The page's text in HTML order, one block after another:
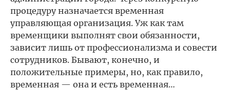
процедуру назначается временная
управляющая организация. Уж как там
временщики выполнят свои обязанности,
зависит лишь от профессионализма и совести
сотрудников. Бывают, конечно, и
положительные примеры, но, как правило,
временная — она и есть временная…